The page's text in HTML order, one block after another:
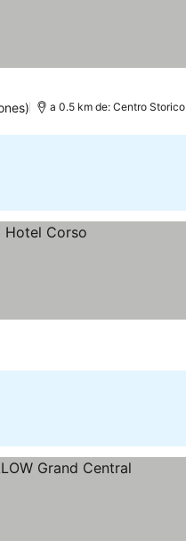
a 0.5 km de: Centro Storico